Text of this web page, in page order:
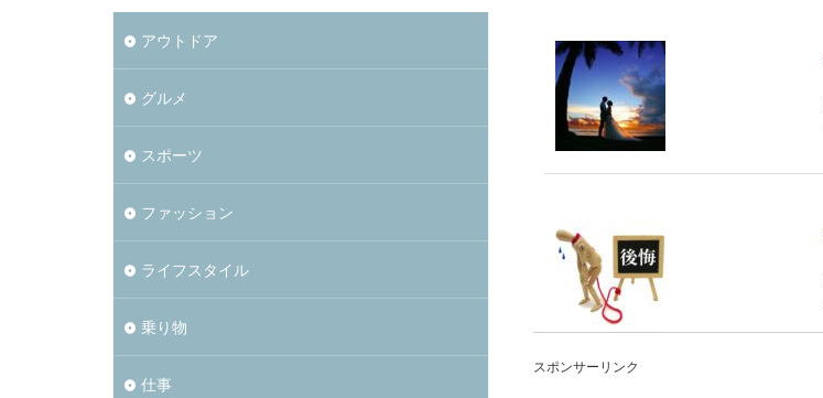
スポンサーリンク
アウトドア
グルメ
スポーツ
ファッション
ライフスタイル
乗り物
仕事